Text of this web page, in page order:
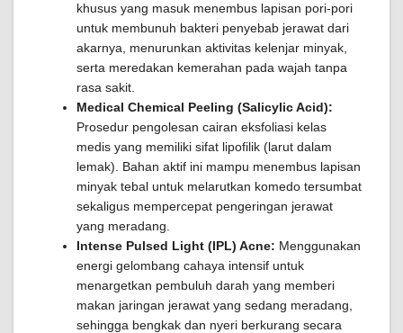
khusus yang masuk menembus lapisan pori-pori
untuk membunuh bakteri penyebab jerawat dari
akarnya, menurunkan aktivitas kelenjar minyak,
serta meredakan kemerahan pada wajah tanpa
rasa sakit.
Medical Chemical Peeling (Salicylic Acid):
Prosedur pengolesan cairan eksfoliasi kelas
medis yang memiliki sifat lipofilik (larut dalam
lemak). Bahan aktif ini mampu menembus lapisan
minyak tebal untuk melarutkan komedo tersumbat
sekaligus mempercepat pengeringan jerawat
yang meradang.
Intense Pulsed Light (IPL) Acne: Menggunakan
energi gelombang cahaya intensif untuk
menargetkan pembuluh darah yang memberi
makan jaringan jerawat yang sedang meradang,
sehingga bengkak dan nyeri berkurang secara